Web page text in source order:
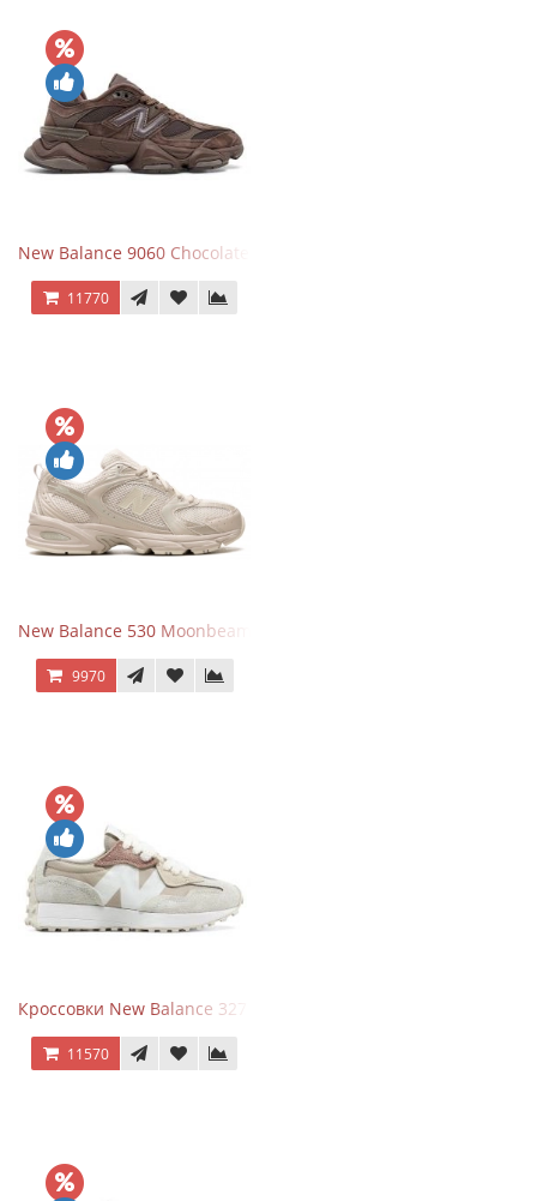
New Balance 9060 Chocolate Brown
11770
New Balance 530 Moonbeam Sea Salt
9970
Кроссовки New Balance 327 Beige Pink
11570